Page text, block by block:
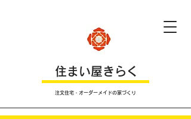
​住まい屋きらく
注文住宅・オーダーメイドの家づくり